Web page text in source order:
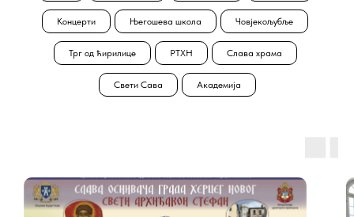
Концерти Његошева школа Човјекољубље
Трг од ћирилице РТХН Слава храма
Свети Сава Академија